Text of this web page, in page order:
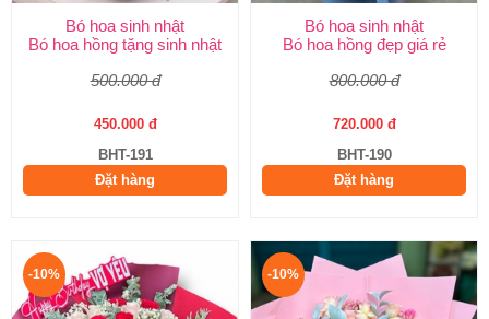
Bó hoa sinh nhật
Bó hoa hồng tặng sinh nhật
500.000 đ
450.000 đ
BHT-191
Đặt hàng
Bó hoa sinh nhật
Bó hoa hồng đẹp giá rẻ
800.000 đ
720.000 đ
BHT-190
Đặt hàng
-10% -10%